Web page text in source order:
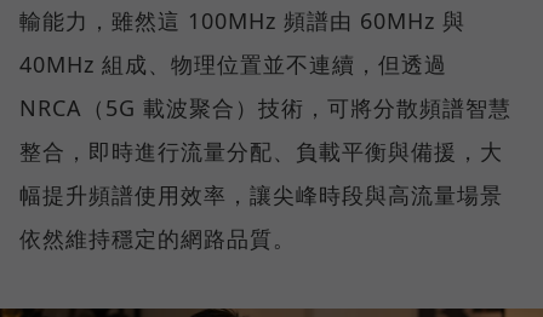
輸能力，雖然這 100MHz 頻譜由 60MHz 與
40MHz 組成、物理位置並不連續，但透過
NRCA（5G 載波聚合）技術，可將分散頻譜智慧
整合，即時進行流量分配、負載平衡與備援，大
幅提升頻譜使用效率，讓尖峰時段與高流量場景
依然維持穩定的網路品質。